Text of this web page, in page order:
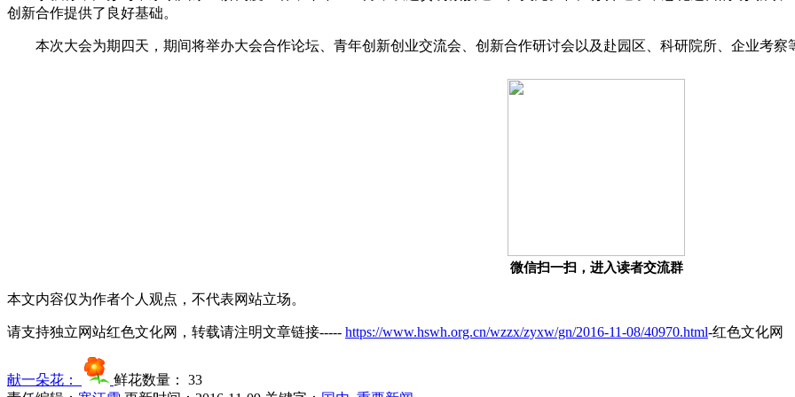
创新合作提供了良好基础。
本次大会为期四天，期间将举办大会合作论坛、青年创新创业交流会、创新合作研讨会以及赴园区、科研院所、企业考察
微信扫一扫，进入读者交流群
本文内容仅为作者个人观点，不代表网站立场。
请支持独立网站红色文化网，转载请注明文章链接----- https://www.hswh.org.cn/wzzx/zyxw/gn/2016-11-08/40970.html-红色文化网
献一朵花： 鲜花数量： 33